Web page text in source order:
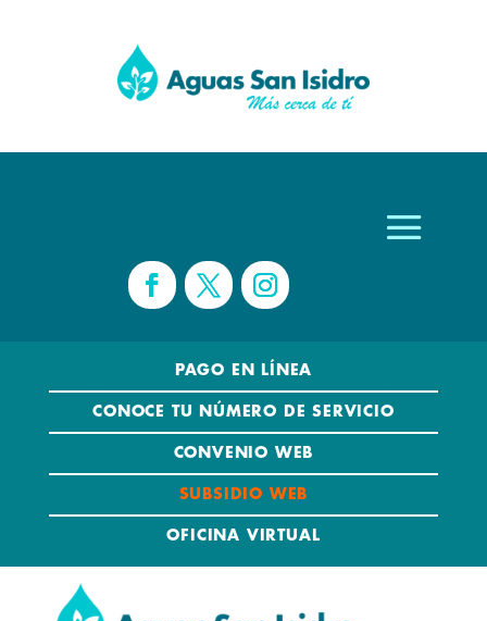
PAGO EN LÍNEA
CONOCE TU NÚMERO DE SERVICIO
CONVENIO WEB
SUBSIDIO WEB
OFICINA VIRTUAL